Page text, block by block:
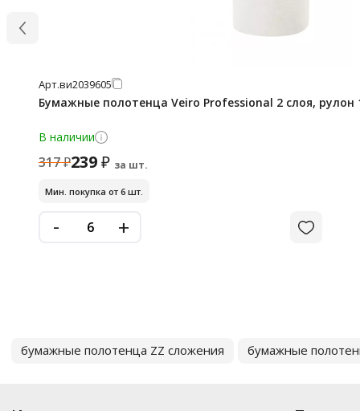
Арт.ви2039605
Бумажные полотенца Veiro Professional 2 слоя, рулон
В наличии
317₽239₽ за шт.
Мин. покупка от 6 шт.
- +
бумажные полотенца ZZ сложения бумажные